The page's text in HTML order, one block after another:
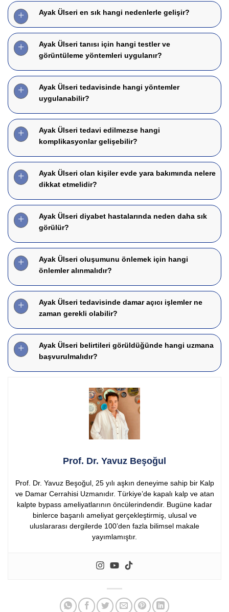
Ayak Ülseri en sık hangi nedenlerle gelişir?
Ayak Ülseri tanısı için hangi testler ve
görüntüleme yöntemleri uygulanır?
Ayak Ülseri tedavisinde hangi yöntemler
uygulanabilir?
Ayak Ülseri tedavi edilmezse hangi
komplikasyonlar gelişebilir?
Ayak Ülseri olan kişiler evde yara bakımında nelere
dikkat etmelidir?
Ayak Ülseri diyabet hastalarında neden daha sık
görülür?
Ayak Ülseri oluşumunu önlemek için hangi
önlemler alınmalıdır?
Ayak Ülseri tedavisinde damar açıcı işlemler ne
zaman gerekli olabilir?
Ayak Ülseri belirtileri görüldüğünde hangi uzmana
başvurulmalıdır?
Prof. Dr. Yavuz Beşoğul
Prof. Dr. Yavuz Beşoğul, 25 yılı aşkın deneyime sahip bir Kalp
ve Damar Cerrahisi Uzmanıdır. Türkiye’de kapalı kalp ve atan
kalpte bypass ameliyatlarının öncülerindendir. Bugüne kadar
binlerce başarılı ameliyat gerçekleştirmiş, ulusal ve
uluslararası dergilerde 100’den fazla bilimsel makale
yayımlamıştır.